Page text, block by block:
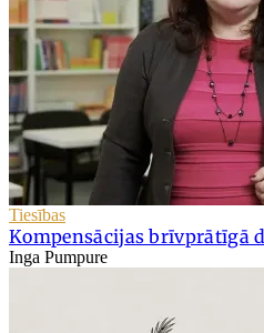
Tiesības
Kompensācijas brīvprātīgā
Inga Pumpure